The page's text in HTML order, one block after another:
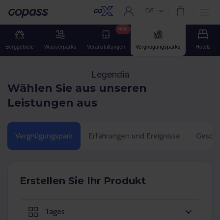
Gopass Aktuelle Sprache:
DE
Berggebiete Wasserparks Veranstaltungen
NEW
Vergnügungsparks Hotels
Legendia
Wählen Sie aus unseren
Leistungen aus
Vergnügungspark Erfahrungen und Ereignisse
Erstellen Sie Ihr Produkt
Tages